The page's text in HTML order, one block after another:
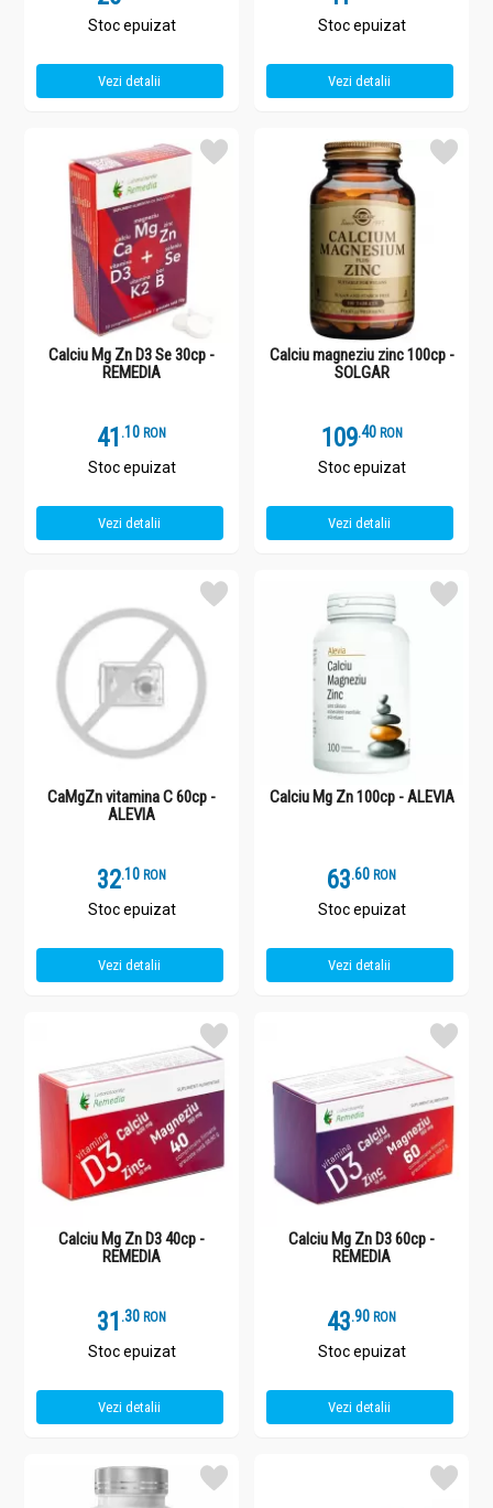
Stoc epuizat
Vezi detalii
Stoc epuizat
Vezi detalii
Calciu Mg Zn D3 Se 30cp -
REMEDIA
41 .1 RON
Stoc epuizat
Vezi detalii
Calciu magneziu zinc 100cp -
SOLGAR
109.4 RON
Stoc epuizat
Vezi detalii
CaMgZn vitamina C 60cp -
ALEVIA
32.1 RON
Stoc epuizat
Vezi detalii
Calciu Mg Zn 100cp - ALEVIA
63.6 RON
Stoc epuizat
Vezi detalii
Calciu Mg Zn D3 40cp -
REMEDIA
31 .3 RON
Stoc epuizat
Vezi detalii
Calciu Mg Zn D3 60cp -
REMEDIA
43.9 RON
Stoc epuizat
Vezi detalii